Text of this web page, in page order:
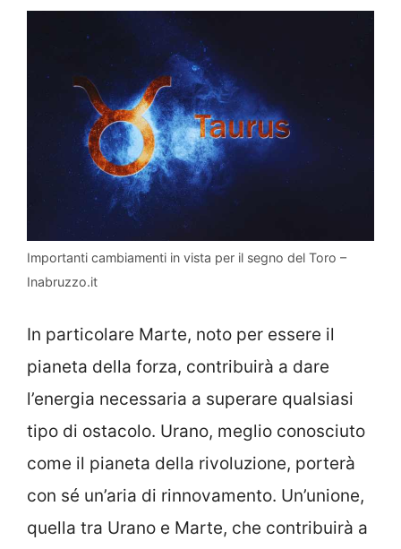
Importanti cambiamenti in vista per il segno del Toro –
Inabruzzo.it
In particolare Marte, noto per essere il
pianeta della forza, contribuirà a dare
l’energia necessaria a superare qualsiasi
tipo di ostacolo. Urano, meglio conosciuto
come il pianeta della rivoluzione, porterà
con sé un’aria di rinnovamento. Un’unione,
quella tra Urano e Marte, che contribuirà a